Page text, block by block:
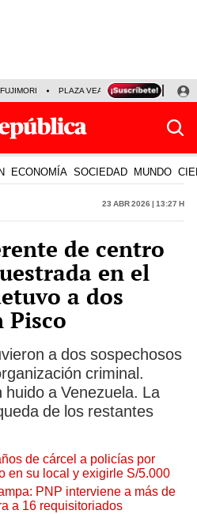
PLAZA VEA FERIADOS
ECONOMÍA SOCIEDAD MUNDO
23 Abr 2026 | 13:27 h
de centro
en el
a dos
Pisco
a dos sospechosos
criminal.
a Venezuela. La
de los restantes
de cárcel a policías por
en su local y exigirle S/5.000
PNP interviene a más de
a 16 requisitoriados